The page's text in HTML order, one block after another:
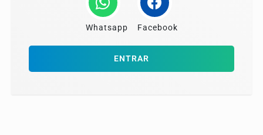
Whatsapp Facebook
ENTRAR